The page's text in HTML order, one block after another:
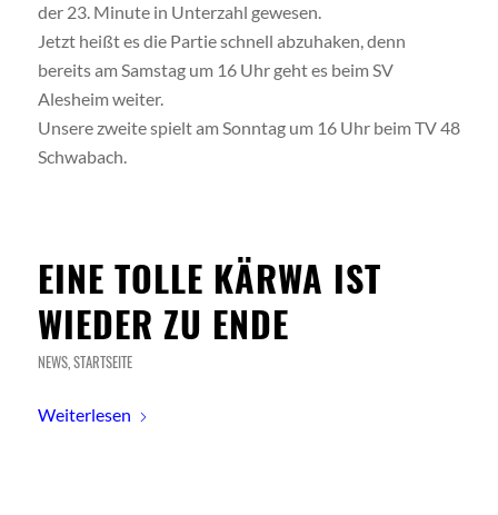
der 23. Minute in Unterzahl gewesen.
Jetzt heißt es die Partie schnell abzuhaken, denn
bereits am Samstag um 16 Uhr geht es beim SV
Alesheim weiter.
Unsere zweite spielt am Sonntag um 16 Uhr beim TV 48
Schwabach.
EINE TOLLE KÄRWA IST
WIEDER ZU ENDE
NEWS,STARTSEITE
Weiterlesen